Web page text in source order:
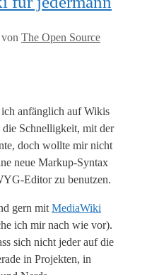
von The Open Source
anfänglich auf Wikis
die Schnelligkeit, mit der
doch wollte mir nicht
neue Markup-Syntax
Editor zu benutzen.
gern mit MediaWiki
ich mir nach wie vor).
sich nicht jeder auf die
in Projekten, in